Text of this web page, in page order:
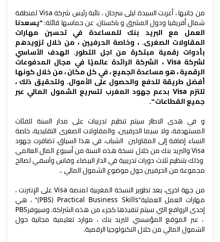
من جانبها ، أعربت السيدة ليلى سرحان ، نائبة رئيس شركة Visa لمنطقة
شمال أفريقيا ودول المشرق و باكستان، عن حماسها قائلة:"يسعدنا
العمل مع البريد بنك للمساعدة في تحسين مهارات
المقاولات الصغرى. ، وخاصة الحرفيين ، من خلال تزويدهم
بأدوات رقمية مبتكرة من اجل التطور. الهدف الأساسي
لشركةVisa ، الشركة الرائدة عالميًا في مجال المدفوعات
الرقمية ، هو مساعدة الجميع ، في كل مكان ، من خلال كونها
أفضل طريقة للدفع والحصول على الأموال. ولتحقيق ذلك ،
تلتزمVisa بدعم جهود المغرب لتسريع الشمول المالي عبر
جميع القطاعات ".
و في هدى الاطار سيتم تنظيم تدريبات على مدار السنة للفئات
المستهدفة، ولا سيما الحرفيين، والمقاولات الصغرى التقليدية، خاصة
النساء إضافة إلى المقاولين الشباب. في هذا السياق، تضافرت جهود
Visa والبريد بنك من خلال نسخة هذه السنة من أسبوع المال العالمي
وذلك بتنظيم ثلاث دورات تدريبية في الدار البيضاء وفاس وآسفي لصالح
مجموعة من الحرفيين حول موضوع الشمول المالي ..
من جهة اخرى، يعد تطوير النسخة المغربية لمنصة Visa على الإنترنت ،
مهارات العمل العملية"
Practical Business Skills
(
PBS)" ، هي
إحدى الروافع التي سيتم تنفيذها كجزء من هذه الشراكة. وسيوفرPBS
، عبر الموقع المؤسسي للبريد بنك ، موارد تعليمية مجانية حول
الشمول المالي من خلال التكنولوجيا الرقمية.